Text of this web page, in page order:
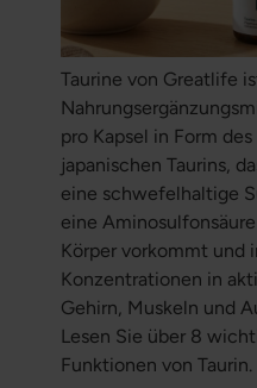
Taurine von Greatlife
pro Kapsel in Form
japanischen Taurins,
eine schwefelhaltige
eine
Körper vorkommt und
Konzentrationen in
Gehirn, Muskeln und
Lesen Sie über 8
Funktionen von Taurin.